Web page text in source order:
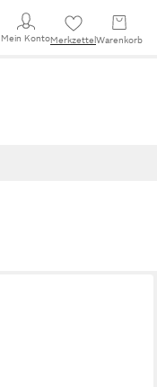
Mein KontoMerkzettel Warenkorb